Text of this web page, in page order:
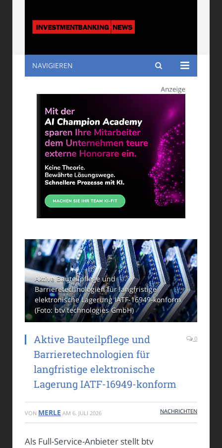
Investmentbanking
NAVIGIEREN
Aktive Bauteilpflege und
Barrieretechnologien für langfristige
elektronische Lagerung IATF-16949-konform
(Foto: btv technologies GmbH)
Aktive Bauteilpflege und
Barrieretechnologien für
langfristige elektronische
Lagerung IATF-16949-konform
0
VON MERLE AM 6. JULI 2026 NACHRICHTEN
Als Full-Service-Anbieter stellt btv